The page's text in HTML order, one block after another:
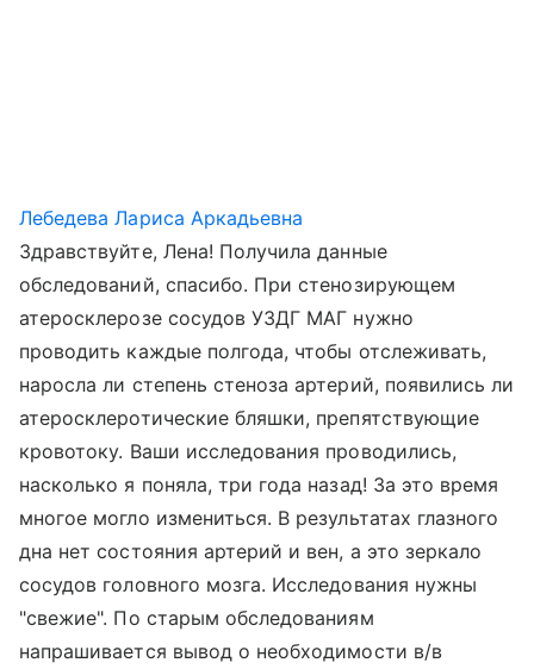
Лебедева Лариса Аркадьевна
Здравствуйте, Лена! Получила данные
обследований, спасибо. При стенозирующем
атеросклерозе сосудов УЗДГ МАГ нужно
проводить каждые полгода, чтобы отслеживать,
наросла ли степень стеноза артерий, появились ли
атеросклеротические бляшки, препятствующие
кровотоку. Ваши исследования проводились,
насколько я поняла, три года назад! За это время
многое могло измениться. В результатах глазного
дна нет состояния артерий и вен, а это зеркало
сосудов головного мозга. Исследования нужны
"свежие". По старым обследованиям
напрашивается вывод о необходимости в/в